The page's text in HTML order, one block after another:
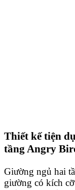
Thiết kế tiện
tầng Angry
Giường ngủ hai
giường có kích